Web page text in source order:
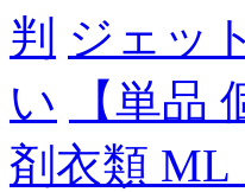
判 ジェッ
い
【単品
剤衣類 ML